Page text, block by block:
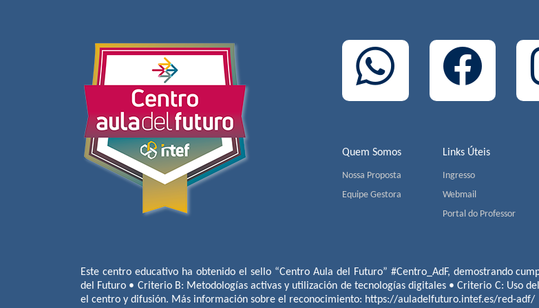
Quem Somos
Nossa Proposta
Equipe Gestora
Links Úteis
Ingresso
Webmail
Portal do Professor
Este centro educativo ha obtenido el sello “Centro Aula del Futuro” #Centro_AdF, demostrando
del Futuro • Criterio B: Metodologías activas y utilización de tecnologías digitales • Criterio C: Uso
el centro y difusión. Más información sobre el reconocimiento: https://auladelfuturo.intef.es/red-adf/